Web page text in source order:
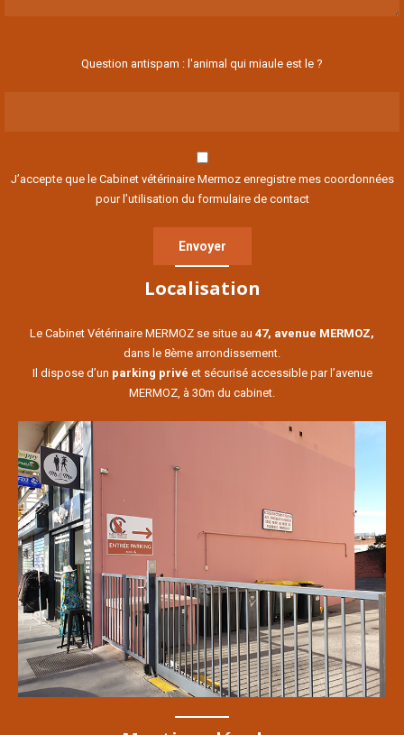
Question antispam : l'animal qui miaule est le ?
J’accepte que le Cabinet vétérinaire Mermoz enregistre mes coordonnées
pour l’utilisation du formulaire de contact
Localisation
Le Cabinet Vétérinaire MERMOZ se situe au 47, avenue MERMOZ,
dans le 8ème arrondissement.
Il dispose d’un parking privé et sécurisé accessible par l’avenue
MERMOZ, à 30m du cabinet.